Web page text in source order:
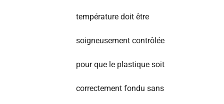
température doit être
soigneusement contrôlée
pour que le plastique soit
correctement fondu sans